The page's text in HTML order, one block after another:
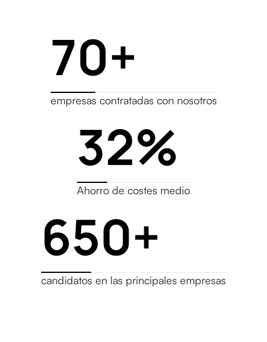
70+
empresas contratadas con nosotros
32%
Ahorro de costes medio
650+
candidatos en las principales empresas